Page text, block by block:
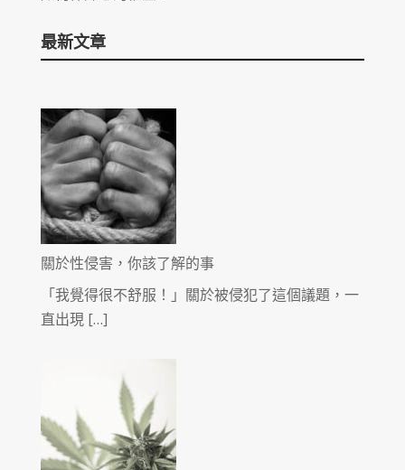
最新文章
關於性侵害，你該了解的事
「我覺得很不舒服！」關於被侵犯了這個議題，一
直出現 […]